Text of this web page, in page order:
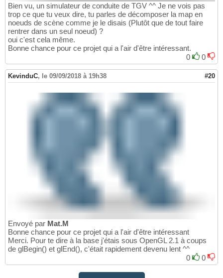
Bien vu, un simulateur de conduite de TGV ^^ Je ne vois pas
trop ce que tu veux dire, tu parles de décomposer la map en
noeuds de scène comme je le disais (Plutôt que de tout faire
rentrer dans un seul noeud) ?
oui c'est cela même.
Bonne chance pour ce projet qui a l'air d'être intéressant.
0
0
KevinduC, le 09/09/2018 à 19h38 #20
Envoyé par Mat.M
Bonne chance pour ce projet qui a l'air d'être intéressant
Merci. Pour te dire à la base j'étais sous OpenGL 2.1 à coups
de glBegin() et glEnd(), c'était rapidement devenu lent ^^
0
0